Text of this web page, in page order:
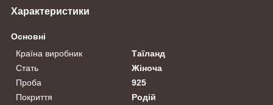
Характеристики
Основні
Країна виробник
Таїланд
Стать
Жіноча
Проба
925
Покриття
Родій